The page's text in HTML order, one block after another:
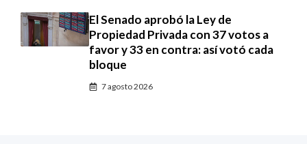
El Senado aprobó la Ley de
Propiedad Privada con 37 votos a
favor y 33 en contra: así votó cada
bloque
7 agosto 2026